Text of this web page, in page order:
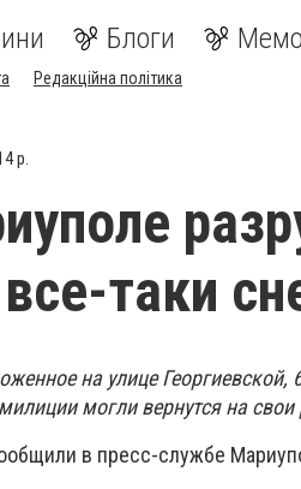
Блоги
Редакційна політика
р.
таки
на улице
могли вернутся на
в пресс-службе